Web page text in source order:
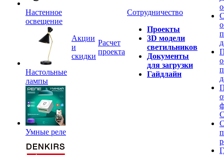
Настенное
освещение
Настольные
лампы
Умные реле
Акции
и
скидки
Расчет
проекта
Сотрудничество
Проекты
3D модели
светильников
Документы
для загрузки
Гайдлайн